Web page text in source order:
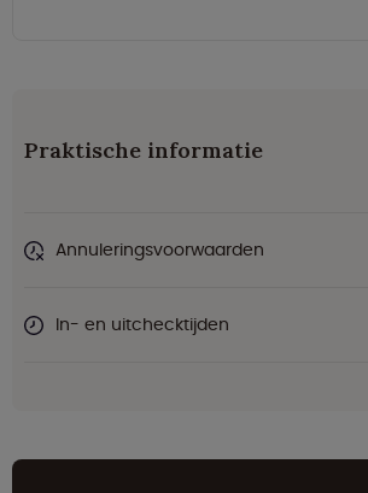
Praktische informatie
Annuleringsvoorwaarden
In- en uitchecktijden